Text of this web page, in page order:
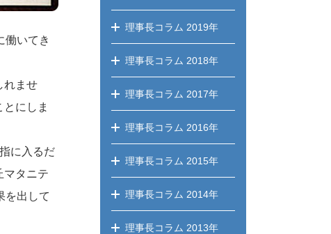
働いてき
れませ
にしま
に入るだ
マタニテ
を出して
理事長コラム 2019年
理事長コラム 2018年
理事長コラム 2017年
理事長コラム 2016年
理事長コラム 2015年
理事長コラム 2014年
理事長コラム 2013年